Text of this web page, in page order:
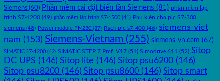
Siemens (60) Phần mềm cài đặt biến tần Siemens (81) phần mềm lập
trình S7-1200 (49) phần mềm lập trình S7-1500 (41) Phụ kiện cho plc S7-300
siemens (48) Power module PM230 (37) Rack plc s7-400 (46) siemens-viet
nam (153) Siemens-Vietnam (255) siemens-vn.com (67)
SIMATIC S7-1200 (42) SIMATIC STEP 7 Prof. V17 (51) Simodrive 611 (52) Sitop
DC UPS (146) Sitop lite (146) Sitop psu6200 (146)
Sitop psu8200 (146) Sitop psu8600 (146) Sitop smart